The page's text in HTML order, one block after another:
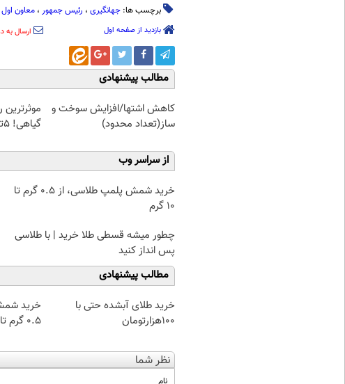
برچسب ها: جهانگیری ، رئیس جمهور ، معاون اول
بازدید از صفحه اول ارسال به
مطالب پیشنهادی
کاهش اشتها/افزایش سوخت و
ساز(تعداد محدود)
گیاهی! 5تا۷کیلو لاغری😍
از سراسر وب
خرید شمش پلمپ طلاسی، از ۰.۵ گرم تا
۱۰ گرم
چطور میشه قسطی طلا خرید | با طلاسی
پس انداز کنید
مطالب پیشنهادی
خرید طلای آبشده حتی با
۱۰۰هزارتومان
خرید
۰.۵ گرم تا ۱۰ گرم
نظر شما
نام